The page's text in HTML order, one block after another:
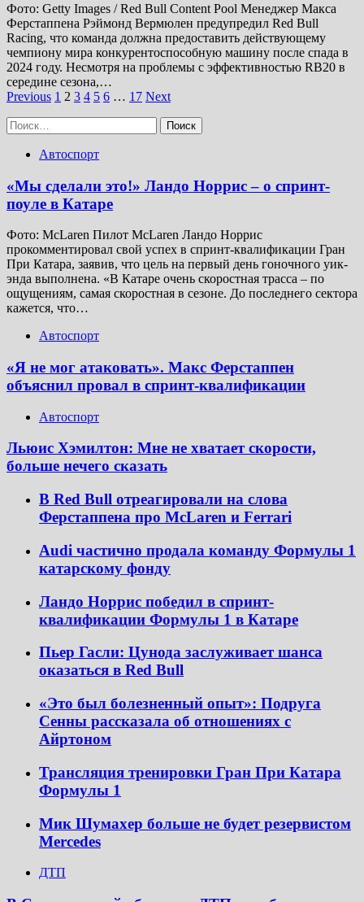
Фото: Getty Images / Red Bull Content Pool Менеджер Макса
Ферстаппена Рэймонд Вермюлен предупредил Red Bull
Racing, что команда должна предоставить действующему
чемпиону мира конкурентоспособную машину после спада в
2024 году. Несмотря на проблемы с эффективностью RB20 в
середине сезона,…
Пагинация
записей
Previous 1 2 3 4 5 6 … 17 Next
Найти:
Автоспорт
«Мы сделали это!» Ландо Норрис – о спринт-
поуле в Катаре
Фото: McLaren Пилот McLaren Ландо Норрис
прокомментировал свой успех в спринт-квалификации Гран
При Катара, заявив, что цель на первый день гоночного уик-
энда выполнена. «В Катаре очень скоростная трасса – по
ощущениям, самая скоростная в сезоне. До последнего сектора
кажется, что…
Автоспорт
«Я не мог атаковать». Макс Ферстаппен
объяснил провал в спринт-квалификации
Автоспорт
Льюис Хэмилтон: Мне не хватает скорости,
больше нечего сказать
В Red Bull отреагировали на слова
Ферстаппена про McLaren и Ferrari
Audi частично продала команду Формулы 1
катарскому фонду
Ландо Норрис победил в спринт-
квалификации Формулы 1 в Катаре
Пьер Гасли: Цунода заслуживает шанса
оказаться в Red Bull
«Это был болезненный опыт»: Подруга
Сенны рассказала об отношениях с
Айртоном
Трансляция тренировки Гран При Катара
Формулы 1
Мик Шумахер больше не будет резервистом
Mercedes
ДТП